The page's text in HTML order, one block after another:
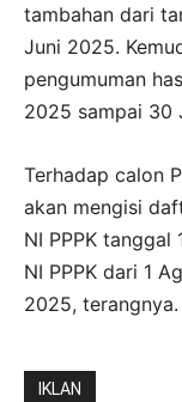
tambahan dari
Juni 2025.
pengumuman
2025 sampai 30
Terhadap calon
akan mengisi
NI PPPK
NI PPPK dari 1
2025, terangnya.
IKLAN